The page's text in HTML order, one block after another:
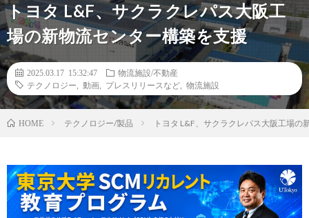
トヨタ L&F、サクラクレパス大阪工
場の新物流センター構築を支援
2025.03.17 15:32:47
物流施設/不動産
テクノロジー
動画 プレスリリースなど 物流施設
HOME テクノロジー/製品 トヨタ L&F、サクラクレパス大阪工場の